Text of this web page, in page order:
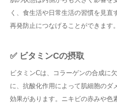
く、食生活や日常生活の習慣を見
再発防止につなげることができます。
✅ ビタミンCの摂取
ビタミンCは、コラーゲンの合成に
に、抗酸化作用によって肌細胞のダ
効果があります。ニキビの赤みや色